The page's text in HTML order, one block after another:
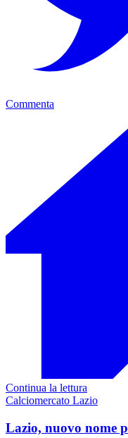
Commenta
Continua la lettura
Calciomercato Lazio
Lazio, nuovo nome